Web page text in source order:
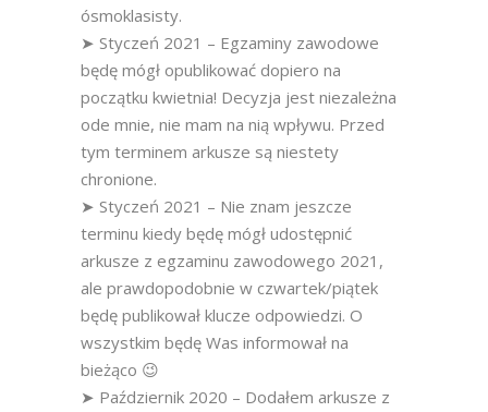
ósmoklasisty.
➤ Styczeń 2021 – Egzaminy zawodowe
będę mógł opublikować dopiero na
początku kwietnia! Decyzja jest niezależna
ode mnie, nie mam na nią wpływu. Przed
tym terminem arkusze są niestety
chronione.
➤ Styczeń 2021 – Nie znam jeszcze
terminu kiedy będę mógł udostępnić
arkusze z egzaminu zawodowego 2021,
ale prawdopodobnie w czwartek/piątek
będę publikował klucze odpowiedzi. O
wszystkim będę Was informował na
bieżąco 😉
➤ Październik 2020 – Dodałem arkusze z